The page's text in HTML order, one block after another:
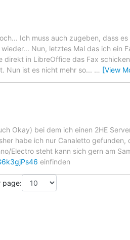
Ich muss auch zugeben, dass es
Nun, letztes Mal das ich ein
in LibreOffice das Fax
Nun ist es nicht mehr so... … [View
Okay) bei dem ich einen 2HE
habe ich nur Canaletto gefunden,
Electro steht kann sich gern am
einfinden
page: